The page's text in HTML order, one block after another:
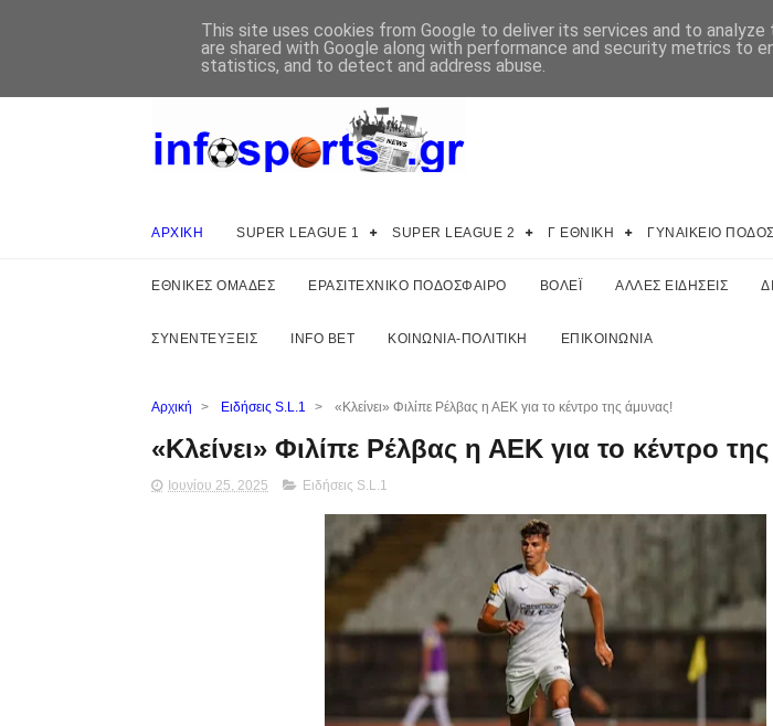
ΑΡΧΙΚΗ SUPER LEAGUE 1 SUPER LEAGUE 2 Γ ΕΘΝΙΚΗ ΓΥΝΑΙΚΕΙΟ
ΕΘΝΙΚΕΣ ΟΜΑΔΕΣ ΕΡΑΣΙΤΕΧΝΙΚΟ ΠΟΔΟΣΦΑΙΡΟ ΒΟΛΕΪ ΑΛΛΕΣ ΕΙΔΗΣΕΙΣ
ΣΥΝΕΝΤΕΥΞΕΙΣ INFO BET ΚΟΙΝΩΝΙΑ-ΠΟΛΙΤΙΚΗ ΕΠΙΚΟΙΝΩΝΙΑ
Αρχική > Ειδήσεις S.L.1 > «Κλείνει» Φιλίπε Ρέλβας η ΑΕΚ για το κέντρο της άμυνας!
«Κλείνει» Φιλίπε Ρέλβας η ΑΕΚ για το κέντρο
Ιουνίου 25, 2025 Ειδήσεις S.L.1
This site uses cookies from Google to deliver its services and to analyze
are shared with Google along with performance and security metrics to
statistics, and to detect and address abuse.